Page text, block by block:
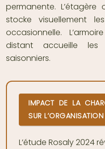
permanente.
stocke visuellement
occasionnelle.
distant accueille les
saisonniers.
IMPACT DE LA
SUR L’ORGANISATION
L’étude Rosaly 2024